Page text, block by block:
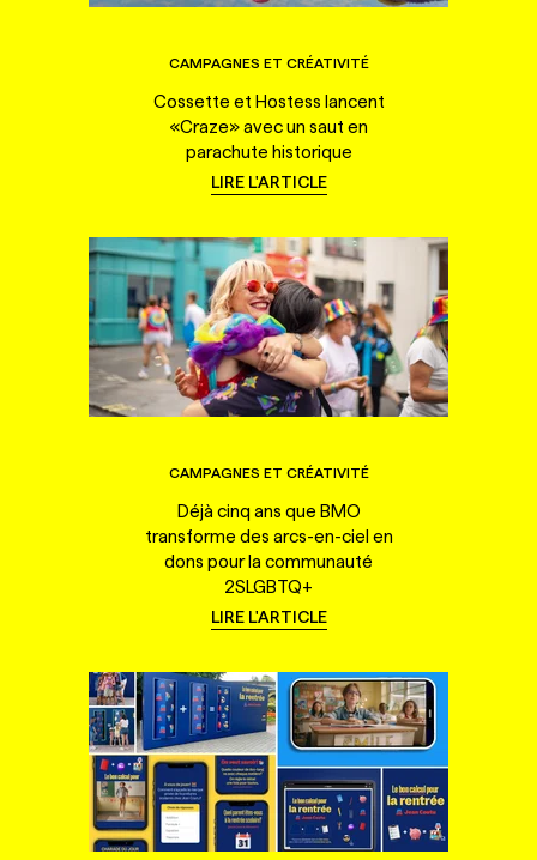
CAMPAGNES ET CRÉATIVITÉ
Cossette et Hostess lancent
«Craze» avec un saut en
parachute historique
LIRE L'ARTICLE
CAMPAGNES ET CRÉATIVITÉ
Déjà cinq ans que BMO
transforme des arcs-en-ciel en
dons pour la communauté
2SLGBTQ+
LIRE L'ARTICLE